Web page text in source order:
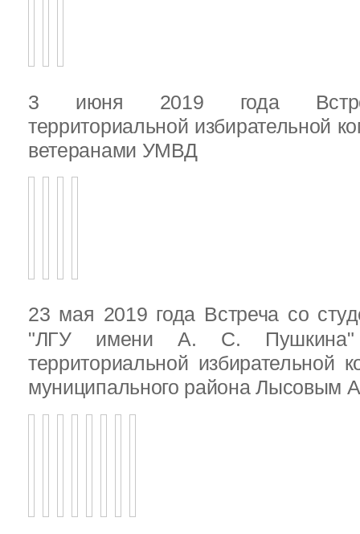
3 июня 2019 года
территориальной избирательной
ветеранами УМВД
23 мая 2019 года Встреча со
"ЛГУ имени А. С. Пушкина"
территориальной избирательной
муниципального района Лысовым